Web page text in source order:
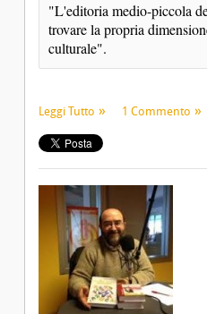
"L'editoria medio-piccola
trovare la propria
culturale".
Leggi Tutto 1 Commento